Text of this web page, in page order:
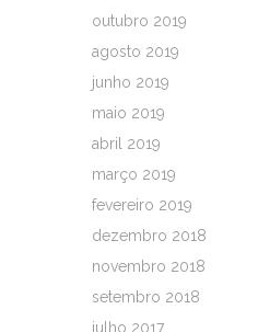
outubro 2019
agosto 2019
junho 2019
maio 2019
abril 2019
março 2019
fevereiro 2019
dezembro 2018
novembro 2018
setembro 2018
julho 2017